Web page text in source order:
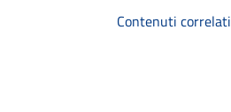
Contenuti correlati